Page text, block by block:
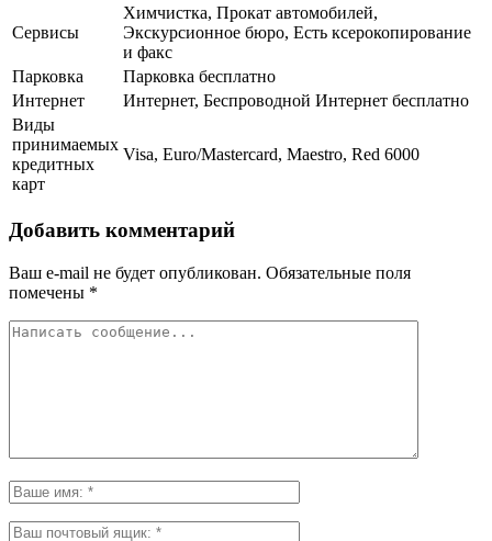
Сервисы
Химчистка, Прокат автомобилей,
Экскурсионное бюро, Есть ксерокопирование
и факс
Парковка
Парковка бесплатно
Интернет
Интернет, Беспроводной Интернет бесплатно
Виды
принимаемых
кредитных
карт
Visa, Euro/Mastercard, Maestro, Red 6000
Добавить комментарий
Ваш e-mail не будет опубликован. Обязательные поля
помечены *